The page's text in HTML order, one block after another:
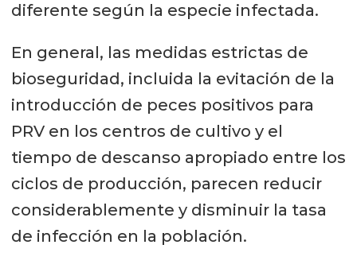
diferente según la especie infectada.
En general, las medidas estrictas de
bioseguridad, incluida la evitación de la
introducción de peces positivos para
PRV en los centros de cultivo y el
tiempo de descanso apropiado entre los
ciclos de producción, parecen reducir
considerablemente y disminuir la tasa
de infección en la población.